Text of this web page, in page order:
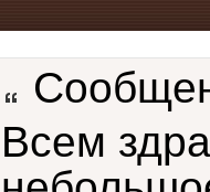
Всем